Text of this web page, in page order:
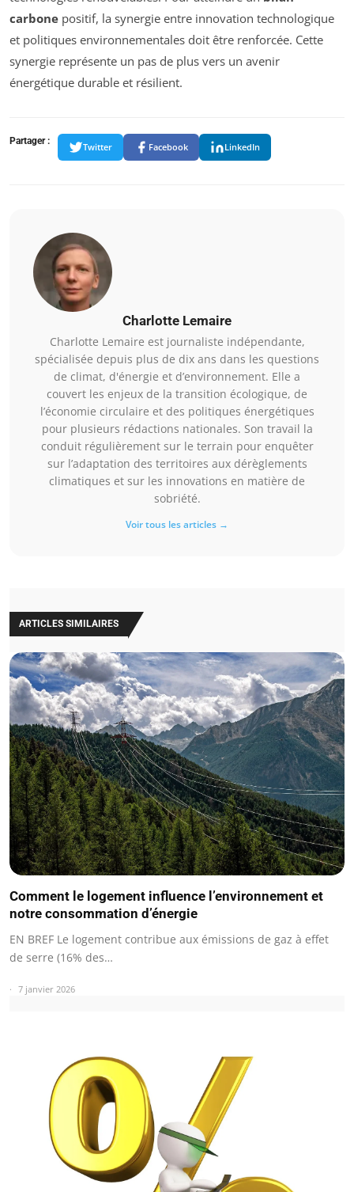
carbone positif, la synergie entre innovation technologique
et politiques environnementales doit être renforcée. Cette
synergie représente un pas de plus vers un avenir
énergétique durable et résilient.
Partager :
Twitter Facebook LinkedIn
Charlotte Lemaire
Charlotte Lemaire est journaliste indépendante,
spécialisée depuis plus de dix ans dans les questions
de climat, d'énergie et d’environnement. Elle a
couvert les enjeux de la transition écologique, de
l’économie circulaire et des politiques énergétiques
pour plusieurs rédactions nationales. Son travail la
conduit régulièrement sur le terrain pour enquêter
sur l’adaptation des territoires aux dérèglements
climatiques et sur les innovations en matière de
sobriété.
Voir tous les articles →
ARTICLES SIMILAIRES
Comment le logement influence l’environnement et
notre consommation d’énergie
EN BREF Le logement contribue aux émissions de gaz à effet
de serre (16% des…
7 janvier 2026